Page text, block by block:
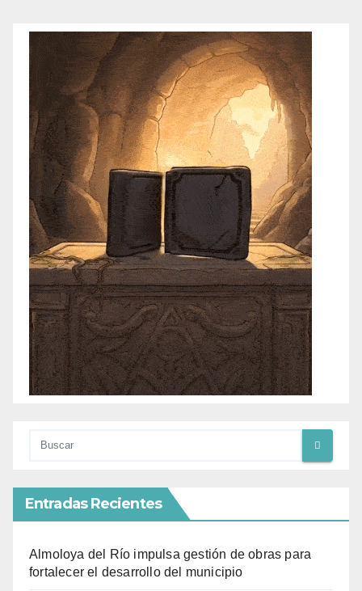
Entradas Recientes
Almoloya del Río impulsa gestión de obras para
fortalecer el desarrollo del municipio